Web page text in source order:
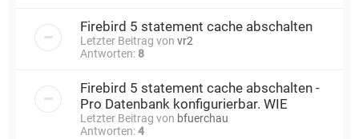
Firebird 5 statement cache abschalten
Letzter Beitrag von vr2
Antworten: 8
Firebird 5 statement cache abschalten -
Pro Datenbank konfigurierbar. WIE
Letzter Beitrag von bfuerchau
Antworten:4